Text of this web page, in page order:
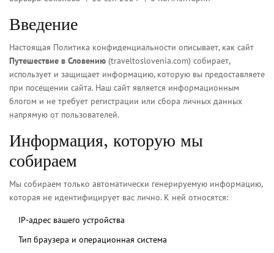
Введение
Настоящая Политика конфиденциальности описывает, как сайт
Путешествие в Словению (traveltoslovenia.com) собирает,
использует и защищает информацию, которую вы предоставляете
при посещении сайта. Наш сайт является информационным
блогом и не требует регистрации или сбора личных данных
напрямую от пользователей.
Информация, которую мы
собираем
Мы собираем только автоматически генерируемую информацию,
которая не идентифицирует вас лично. К ней относятся:
IP-адрес вашего устройства
Тип браузера и операционная система